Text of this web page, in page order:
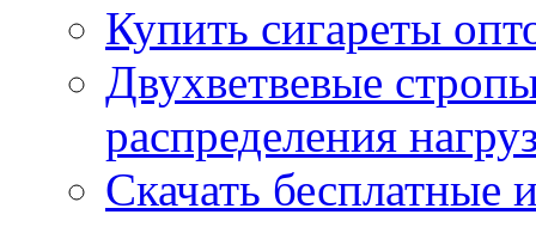
Купить сигареты
Двухветвевые
распределения
Скачать